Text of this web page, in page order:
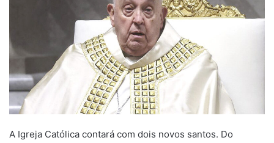
A Igreja Católica contará com dois novos santos. Do